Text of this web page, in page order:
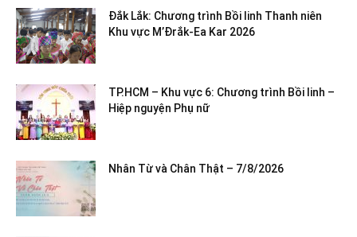
Đắk Lắk: Chương trình Bồi linh Thanh niên
Khu vực M’Đrắk-Ea Kar 2026
TP.HCM – Khu vực 6: Chương trình Bồi linh –
Hiệp nguyện Phụ nữ
Nhân Từ và Chân Thật – 7/8/2026